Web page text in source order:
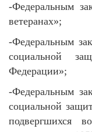
-Федеральным
ветеранах»;
-Федеральным
социальной
Федерации»;
-Федеральным
социальной
подвергшихся